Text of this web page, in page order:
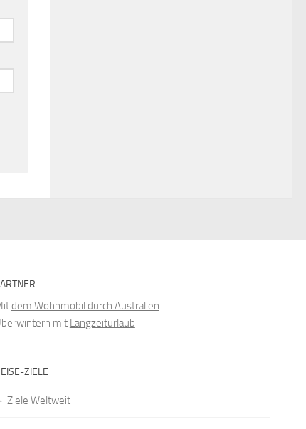
dem Wohnmobil durch Australien
mit Langzeiturlaub
ZIELE
Ziele Weltweit